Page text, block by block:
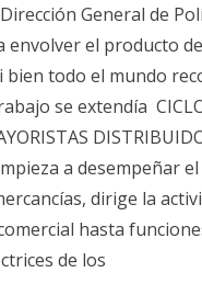
General de
envolver el producto
todo el mundo
se extendía CICLO
a desempeñar
dirige la
hasta
de los